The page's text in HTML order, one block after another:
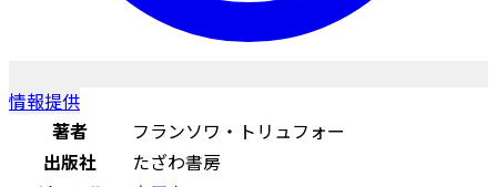
情報提供
著者
フランソワ・トリュフォー
出版社
たざわ書房